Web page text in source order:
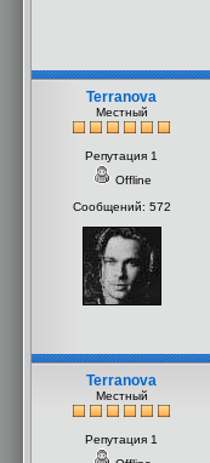
Terranova
Местный
Репутация 1
Offline
Сообщений: 572
Terranova
Местный
Репутация 1